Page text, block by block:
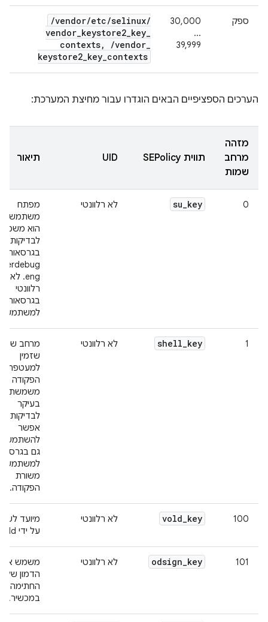
ספק
‫30,000
...
39,999
/vendor/etc/selinux/
vendor_keystore2_key_
contexts, /vendor_
keystore2_key_contexts
הערכים הספציפיים הבאים הוגדרו עבור מחיצת המערכת:
מזהה
מרחב
שמות
תווית SEPolicy UID תיאור
0
su_key לא רלוונטי
מפתח
משתמש
הוא
לבדיקות
בגרסאות
eng. לא
רלוונטי
בגרסאות
1
shell_key לא רלוונטי
מרחב
שזמין
למעטפת.
הפקודה
משמשת
בעיקר
לבדיקות,
אפשר
להשתמש
גם
משורת
הפקודה.
100
vold_key לא רלוונטי
מיועד
על ידי vold.
101
odsign_key לא רלוונטי
משמש את
הדמון של
החתימה
במכשיר.